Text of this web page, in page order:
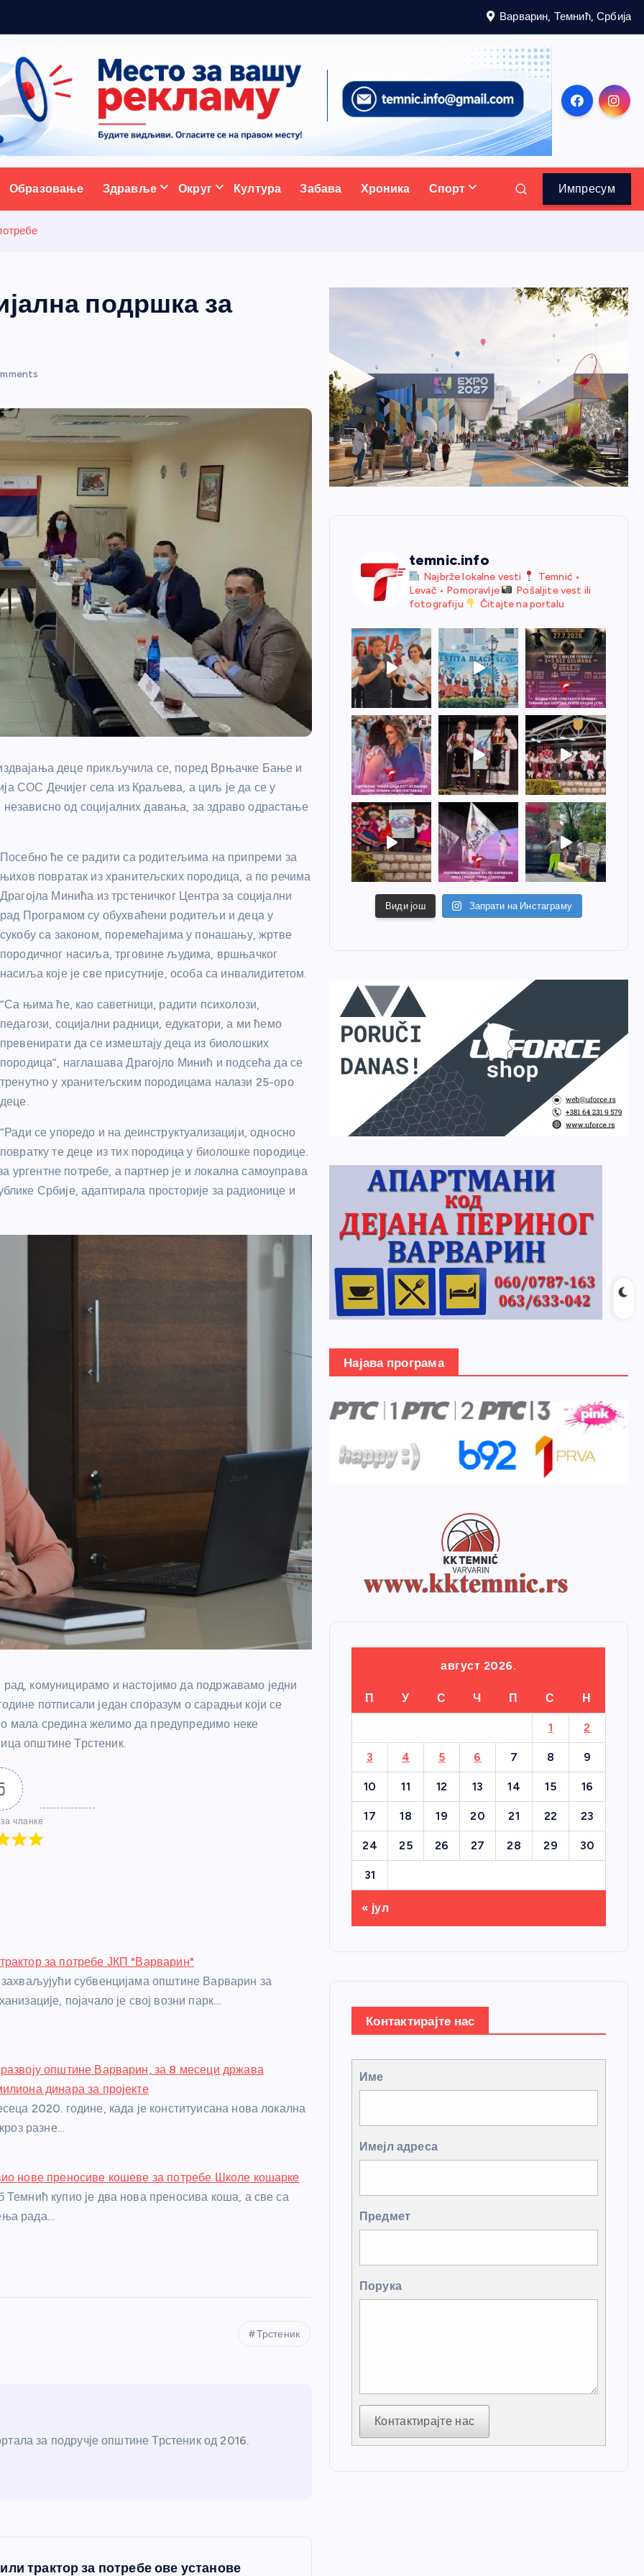
Варварин, Темнић, Србија
портал
Образовање Здравље Округ Култура Забава Хроника Спорт Импресум
подршка за
деце прикључила се, поред Врњачке Бање и
СОС Дечијег села из Краљева, а циљ је да се у
од социјалних давања, за здраво одрастање
Посебно ће се радити са родитељима на припреми за
њихов повратак из хранитељских породица, а по речима
Драгојла Минића из трстеничког Центра за социјални
рад Програмом су обухваћени родитељи и деца у
сукобу са законом, поремећајима у понашању, жртве
породичног насиља, трговине људима, вршњачког
насиља које је све присутније, особа са инвалидитетом.
“Са њима ће, као саветници, радити психолози,
педагози, социјални радници, едукатори, а ми ћемо
превенирати да се измештају деца из биолошких
породица”, наглашава Драгојло Минић и подсећа да се
тренутно у хранитељским породицама налази 25-оро
деце.
“Ради се упоредо и на деинструктуализацији, односно
повратку те деце из тих породица у биолошке породице.
ургентне потребе, а партнер је и локална самоуправа
Србије, адаптирала просторије за радионице и
комуницирамо и настојимо да подржавамо једни
потписали један споразум о сарадњи који се
мала средина желимо да предупредимо неке
општине Трстеник.
чланке
за потребе ЈКП "Варварин"
субвенцијама општине Варварин за
појачало је свој возни парк…
општине Варварин, за 8 месеци држава
динара за пројекте
2020. године, када је конституисана нова локална
разне…
нове преносиве кошеве за потребе Школе кошарке
Темнић купио је два нова преносива коша, а све са
рада…
Трстеник
за подручје општине Трстеник од 2016.
трактор за потребе ове установе
temnic.info
Najbrže lokalne vesti
Temnić •
Levač • Pomoravlje
Pošaljite vest ili
fotografiju
Čitajte na portalu
Види још Запрати на Инстаграму
Најава програма
август 2026.
П У С Ч П С Н
1 2
3 4 5 6 7 8 9
10 11 12 13 14 15 16
17 18 19 20 21 22 23
24 25 26 27 28 29 30
31
« јул
Контактирајте нас
Име
Имејл адреса
Предмет
Порука
Контактирајте нас